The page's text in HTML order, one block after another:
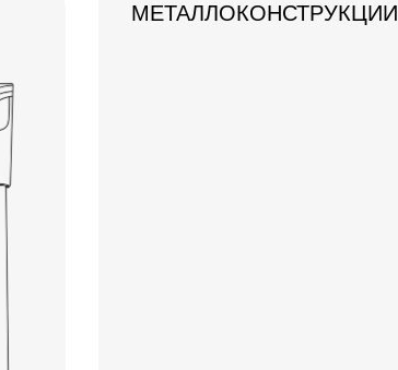
МЕТАЛЛОКОНСТРУКЦИИ